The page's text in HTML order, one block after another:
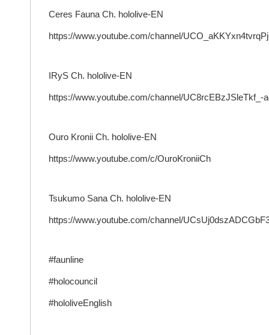
Ceres Fauna Ch. hololive-EN
https://www.youtube.com/channel/
IRyS Ch. hololive-EN
https://www.youtube.com/channel/UC8rcEBzJSleTkf_-
Ouro Kronii Ch. hololive-EN
https://www.youtube.com/c/OuroKroniiCh
Tsukumo Sana Ch. hololive-EN
https://www.youtube.com/channel/
#faunline
#holocouncil
#hololiveEnglish